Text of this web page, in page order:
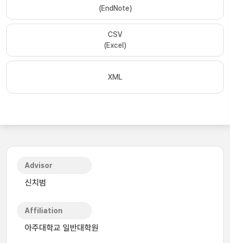
(EndNote)
CSV
(Excel)
XML
Advisor
신치범
Affiliation
아주대학교 일반대학원